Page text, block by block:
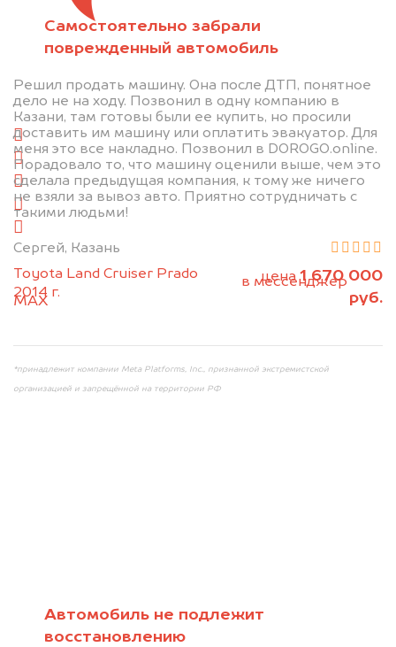
Самостоятельно забрали
поврежденный автомобиль
Решил продать машину. Она после ДТП, понятное
дело не на ходу. Позвонил в одну компанию в
Казани, там готовы были ее купить, но просили
доставить им машину или оплатить эвакуатор. Для
меня это все накладно. Позвонил в DOROGO.online.
Порадовало то, что машину оценили выше, чем это
сделала предыдущая компания, к тому же ничего
не взяли за вывоз авто. Приятно сотрудничать с
такими людьми!
Сергей, Казань
Toyota Land Cruiser Prado
2014 г.
цена1 670 000
руб.
Автомобиль не подлежит
восстановлению
Отправьте фотографии автомобиля — через
1. Сфотографируйте машину:
спереди
сзади
слева
справа
+79584983298 по WhatsApp*, в мессенджер
MAX или на электронную почту
*принадлежит компании Meta Platforms, Inc., признанной экстремистской
организацией и запрещённой на территории РФ
БЕСПЛАТНО